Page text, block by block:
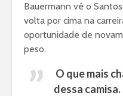
Bauermann vê o
volta por cima na
oportunidade de
peso.
O que mais
dessa